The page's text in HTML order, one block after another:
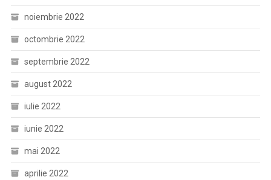
noiembrie 2022
octombrie 2022
septembrie 2022
august 2022
iulie 2022
iunie 2022
mai 2022
aprilie 2022